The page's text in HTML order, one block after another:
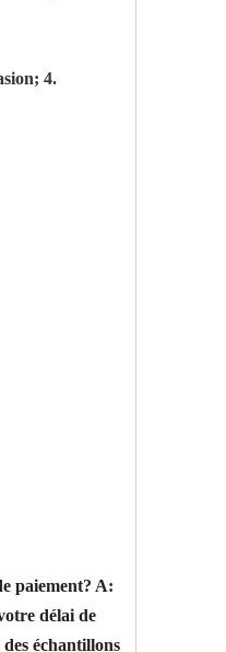
4.
paiement? A:
délai de
échantillons